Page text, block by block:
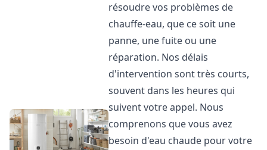
résoudre vos problèmes de
chauffe-eau, que ce soit une
panne, une fuite ou une
réparation. Nos délais
d'intervention sont très courts,
souvent dans les heures qui
suivent votre appel. Nous
comprenons que vous avez
besoin d'eau chaude pour votre